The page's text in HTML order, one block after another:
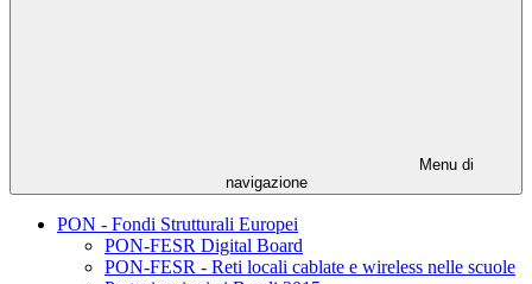
Menu di
navigazione
PON - Fondi Strutturali Europei
PON-FESR Digital Board
PON-FESR - Reti locali cablate e wireless nelle scuole